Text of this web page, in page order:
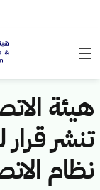
هيئة
تنشر
نظام